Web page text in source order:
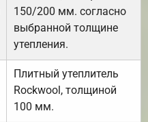
150/200 мм. согласно
выбранной толщине
утепления.
Плитный утеплитель
Rockwool, толщиной
100 мм.